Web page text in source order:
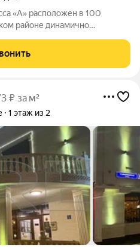
«А» расположен в 100
динамично
потолков в офисах
остекление обеспечивает
₽ за м²
1 этаж из 2